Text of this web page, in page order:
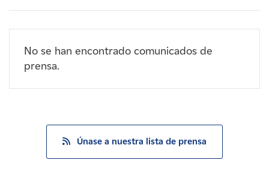
No se han encontrado comunicados de
prensa.
Únase a nuestra lista de prensa